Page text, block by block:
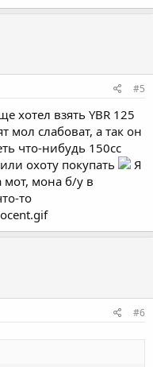
#5
хотел взять YBR 125
мол слабоват, а так он
что-нибудь 150сс
охоту покупать
Я
мона б/у в
то
#6